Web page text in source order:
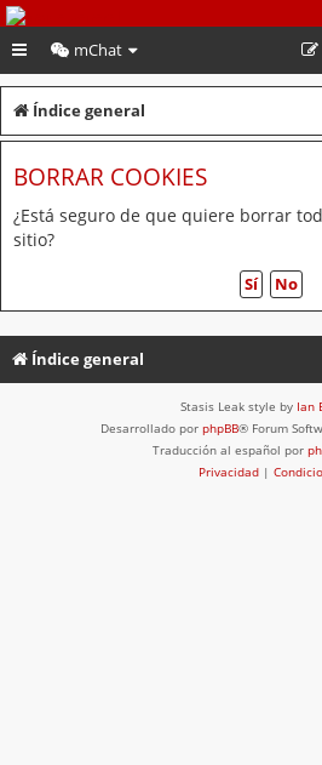
PeruVoley.com
mChat
Índice general
BORRAR COOKIES
¿Está seguro de que quiere borrar
sitio?
Índice general
Stasis Leak style by Ian
Desarrollado por phpBB® Forum
Traducción al español por
Privacidad |